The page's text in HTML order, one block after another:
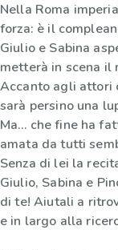
Nella Roma
forza: è il
Giulio e Sabina
metterà in scena
Accanto agli attori
sarà persino una
Ma… che fine ha
amata da tutti
Senza di lei la
Giulio, Sabina e
di te! Aiutali a
e in largo alla